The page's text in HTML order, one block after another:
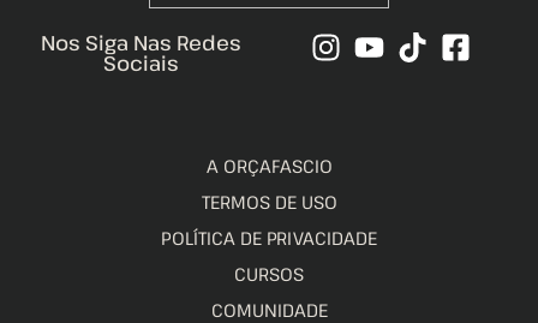
Nos Siga Nas Redes
Sociais
A ORÇAFASCIO
TERMOS DE USO
POLÍTICA DE PRIVACIDADE
CURSOS
COMUNIDADE